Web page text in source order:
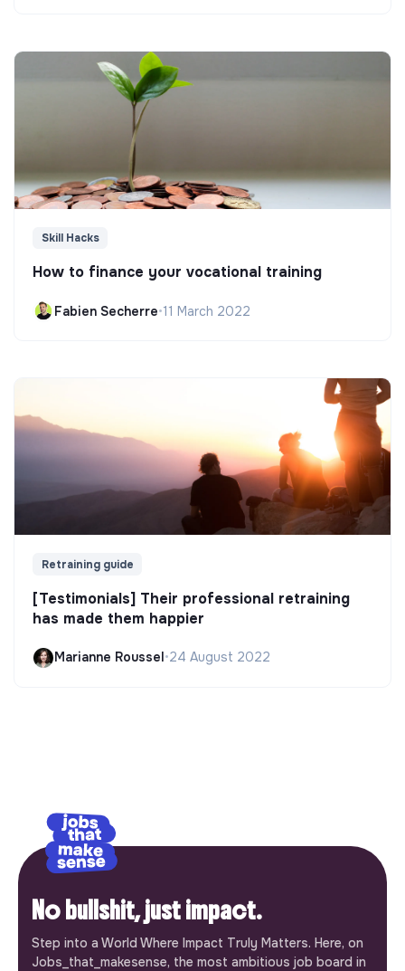
Skill Hacks
How to finance your vocational training
Fabien Secherre•11 March 2022
Retraining guide
[Testimonials] Their professional retraining
has made them happier
Marianne Roussel•24 August 2022
No bullshit, just impact.
Step into a World Where Impact Truly Matters. Here, on
Jobs_that_makesense, the most ambitious job board in